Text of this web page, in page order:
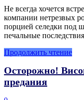
Не всегда хочется
компании нетрезвых
порцией селедки под
печальные
Продолжить чтение
Осторожно!
предания